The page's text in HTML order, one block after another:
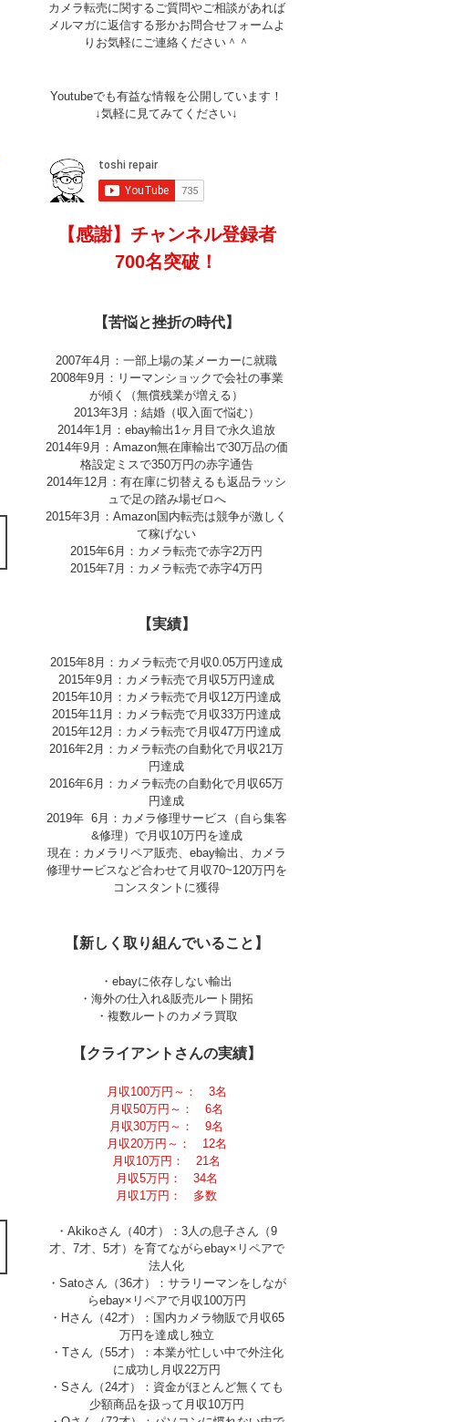
カメラ転売に関するご質問やご相談があれば
メルマガに返信する形かお問合せフォームよ
りお気軽にご連絡ください＾＾
Youtubeでも有益な情報を公開しています！
↓気軽に見てみてください↓
【感謝】チャンネル登録者
700名突破！
【苦悩と挫折の時代】
2007年4月：一部上場の某メーカーに就職
2008年9月：リーマンショックで会社の事業
が傾く（無償残業が増える）
2013年3月：結婚（収入面で悩む）
2014年1月：ebay輸出1ヶ月目で永久追放
2014年9月：Amazon無在庫輸出で30万品の価
格設定ミスで350万円の赤字通告
2014年12月：有在庫に切替えるも返品ラッシ
ュで足の踏み場ゼロへ
2015年3月：Amazon国内転売は競争が激しく
て稼げない
2015年6月：カメラ転売で赤字2万円
2015年7月：カメラ転売で赤字4万円
【実績】
2015年8月：カメラ転売で月収0.05万円達成
2015年9月：カメラ転売で月収5万円達成
2015年10月：カメラ転売で月収12万円達成
2015年11月：カメラ転売で月収33万円達成
2015年12月：カメラ転売で月収47万円達成
2016年2月：カメラ転売の自動化で月収21万
円達成
2016年6月：カメラ転売の自動化で月収65万
円達成
2019年 6月：カメラ修理サービス（自ら集客
&修理）で月収10万円を達成
現在：カメラリペア販売、ebay輸出、カメラ
修理サービスなど合わせて月収70~120万円を
コンスタントに獲得
【新しく取り組んでいること】
・ebayに依存しない輸出
・海外の仕入れ&販売ルート開拓
・複数ルートのカメラ買取
【クライアントさんの実績】
月収100万円～： 3名
月収50万円～： 6名
月収30万円～： 9名
月収20万円～： 12名
月収10万円： 21名
月収5万円： 34名
月収1万円： 多数
・Akikoさん（40才）：3人の息子さん（9
才、7才、5才）を育てながらebay×リペアで
法人化
・Satoさん（36才）：サラリーマンをしなが
らebay×リペアで月収100万円
・Hさん（42才）：国内カメラ物販で月収65
万円を達成し独立
・Tさん（55才）：本業が忙しい中で外注化
に成功し月収22万円
・Sさん（24才）：資金がほとんど無くても
少額商品を扱って月収10万円